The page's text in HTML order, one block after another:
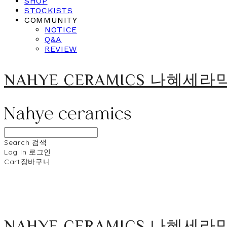
STOCKISTS
COMMUNITY
NOTICE
Q&A
REVIEW
NAHYE CERAMICS 나혜세라
Search 검색
Log In 로그인
Cart장바구니